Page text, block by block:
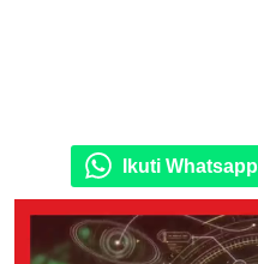
Ikuti